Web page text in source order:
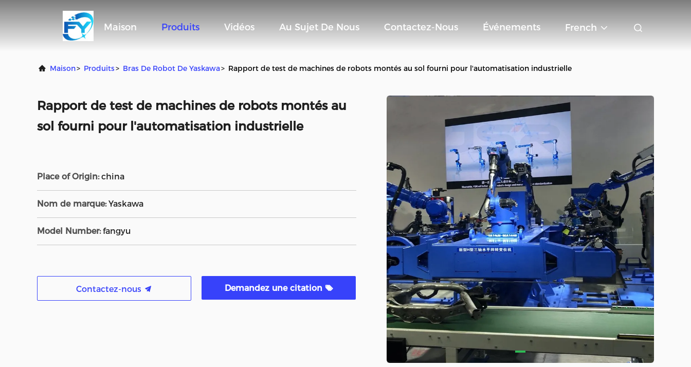
Maison Produits Vidéos Au Sujet De Nous Contactez-Nous Événements French
Maison> Produits> Bras De Robot De Yaskawa> Rapport de test de machines de robots montés au sol fourni pour l'automatisation industrielle
Rapport de test de machines de robots montés au
sol fourni pour l'automatisation industrielle
Place of Origin: china
Nom de marque: Yaskawa
Model Number: fangyu
Contactez-nous Demandez une citation